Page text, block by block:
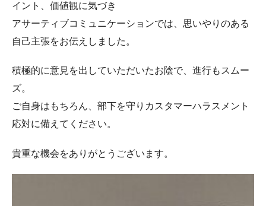
イント、価値観に気づき
アサーティブコミュニケーションでは、思いやりのある
自己主張をお伝えしました。
積極的に意見を出していただいたお陰で、進行もスムー
ズ。
ご自身はもちろん、部下を守りカスタマーハラスメント
応対に備えてください。
貴重な機会をありがとうございます。